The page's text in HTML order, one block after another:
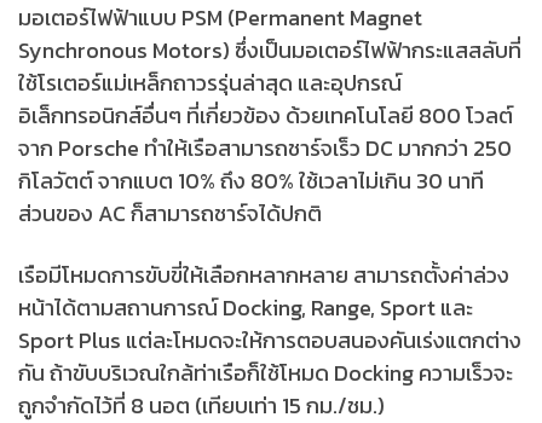
มอเตอร์ไฟฟ้าแบบ PSM (Permanent Magnet
Synchronous Motors) ซึ่งเป็นมอเตอร์ไฟฟ้ากระแสสลับที่
ใช้โรเตอร์แม่เหล็กถาวรรุ่นล่าสุด และอุปกรณ์
อิเล็กทรอนิกส์อื่นๆ ที่เกี่ยวข้อง ด้วยเทคโนโลยี 800 โวลต์
จาก Porsche ทำให้เรือสามารถชาร์จเร็ว DC มากกว่า 250
กิโลวัตต์ จากแบต 10% ถึง 80% ใช้เวลาไม่เกิน 30 นาที
ส่วนของ AC ก็สามารถชาร์จได้ปกติ
เรือมีโหมดการขับขี่ให้เลือกหลากหลาย สามารถตั้งค่าล่วง
หน้าได้ตามสถานการณ์ Docking, Range, Sport และ
Sport Plus แต่ละโหมดจะให้การตอบสนองคันเร่งแตกต่าง
กัน ถ้าขับบริเวณใกล้ท่าเรือก็ใช้โหมด Docking ความเร็วจะ
ถูกจำกัดไว้ที่ 8 นอต (เทียบเท่า 15 กม./ชม.)